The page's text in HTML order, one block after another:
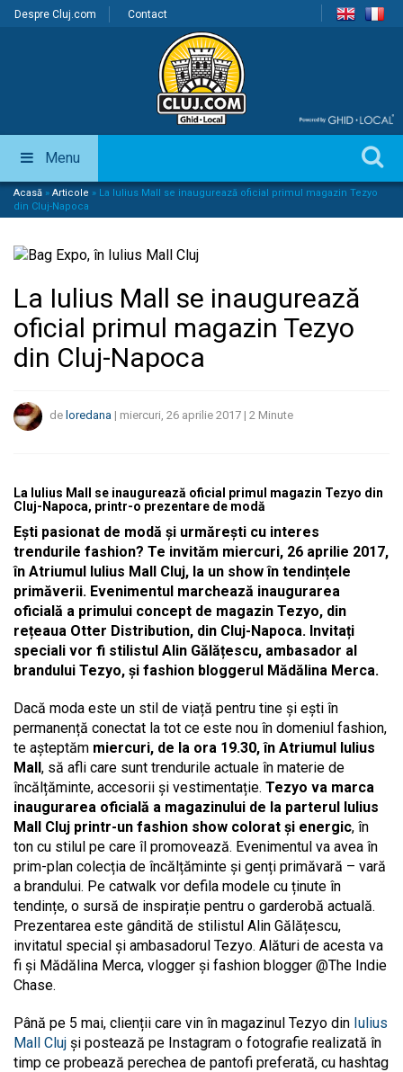
Despre Cluj.com Contact
Menu
Acasă » Articole » La Iulius Mall se inaugurează oficial primul magazin Tezyo
din Cluj-Napoca
La Iulius Mall se inaugurează
oficial primul magazin Tezyo
din Cluj-Napoca
de loredana | miercuri, 26 aprilie 2017 | 2 Minute
La Iulius Mall se inaugurează oficial primul magazin Tezyo din
Cluj-Napoca, printr-o prezentare de modă
Ești pasionat de modă și urmărești cu interes
trendurile fashion? Te invităm miercuri, 26 aprilie 2017,
în Atriumul Iulius Mall Cluj, la un show în tendințele
primăverii. Evenimentul marchează inaugurarea
oficială a primului concept de magazin Tezyo, din
rețeaua Otter Distribution, din Cluj-Napoca. Invitați
speciali vor fi stilistul Alin Gălățescu, ambasador al
brandului Tezyo, și fashion bloggerul Mădălina Merca.
Dacă moda este un stil de viață pentru tine și ești în
permanență conectat la tot ce este nou în domeniul fashion,
te așteptăm miercuri, de la ora 19.30, în Atriumul Iulius
Mall, să afli care sunt trendurile actuale în materie de
încălțăminte, accesorii și vestimentație. Tezyo va marca
inaugurarea oficială a magazinului de la parterul Iulius
Mall Cluj printr-un fashion show colorat și energic, în
ton cu stilul pe care îl promovează. Evenimentul va avea în
prim-plan colecția de încălțăminte și genți primăvară – vară
a brandului. Pe catwalk vor defila modele cu ținute în
tendințe, o sursă de inspirație pentru o garderobă actuală.
Prezentarea este gândită de stilistul Alin Gălățescu,
invitatul special și ambasadorul Tezyo. Alături de acesta va
fi și Mădălina Merca, vlogger și fashion blogger @The Indie
Chase.
Până pe 5 mai, clienții care vin în magazinul Tezyo din Iulius
Mall Cluj și postează pe Instagram o fotografie realizată în
timp ce probează perechea de pantofi preferată, cu hashtag